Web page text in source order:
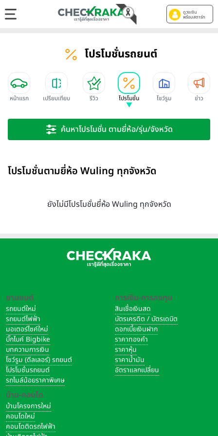
ดูวงเงิน
พร้อมสตาร์ท
โปรโมชั่นรถยนต์
หน้าแรก เปรียบเทียบ รีวิว โปรโมชั่น โชว์รูม ข่าว
ค้นหาโปรโมชั่น ตามยี่ห้อ/รุ่น/จังหวัด
โปรโมชั่นตามยี่ห้อ Wuling ทุกจังหวัด
ยังไม่มีโปรโมชั่นยี่ห้อ Wuling ทุกจังหวัด
ยานยนต์
รถยนต์ใหม่
รถยนต์ไฟฟ้า
มอเตอร์ไซค์ใหม่
บิ๊กไบค์ Bigbike
บทความการเงิน
โชว์รูม (ดีลเลอร์) รถยนต์
โปรโมชั่นรถยนต์
รถไมล์น้อยราคาพิเศษ
บ้าน-คอนโด
บ้านโครงการใหม่
คอนโดใหม่
คอนโดติดรถไฟฟ้า
การเงิน-การลงทุน
สินเชื่อเงินสด
บัตรเครดิต / บัตรเดบิต
ดอกเบี้ยเงินฝาก
ราคาทองคำ
ราคาหุ้น
ราคาน้ำมัน
อัตราแลกเปลี่ยน